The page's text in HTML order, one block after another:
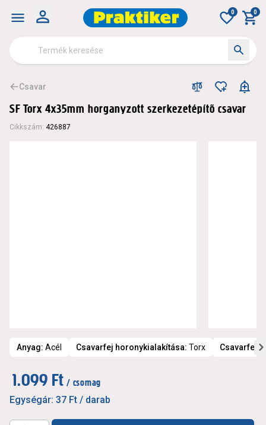
0 0
Csavar
SF Torx 4x35mm horganyzott szerkezetépítő csavar
Cikkszám: 426887
Anyag: Acél Csavarfej horonykialakítása: Torx Csavarfej
1.099 Ft / csomag
Egységár: 37 Ft / darab